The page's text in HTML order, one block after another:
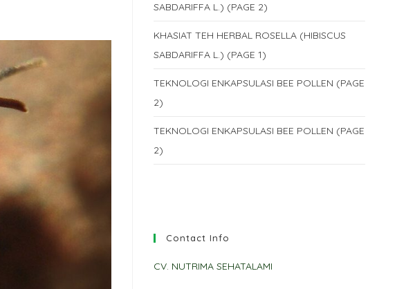
SABDARIFFA L.) (PAGE 2)
KHASIAT TEH HERBAL ROSELLA (HIBISCUS
SABDARIFFA L.) (PAGE 1)
TEKNOLOGI ENKAPSULASI BEE POLLEN (PAGE
2)
TEKNOLOGI ENKAPSULASI BEE POLLEN (PAGE
2)
Contact Info
CV. NUTRIMA SEHATALAMI